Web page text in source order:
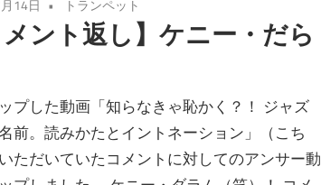
14日 トランペット
メント返し】ケニー・だら
プした動画「知らなきゃ恥かく？！ ジャズ
前。読みかたとイントネーション」（こち
ただいていたコメントに対してのアンサー動